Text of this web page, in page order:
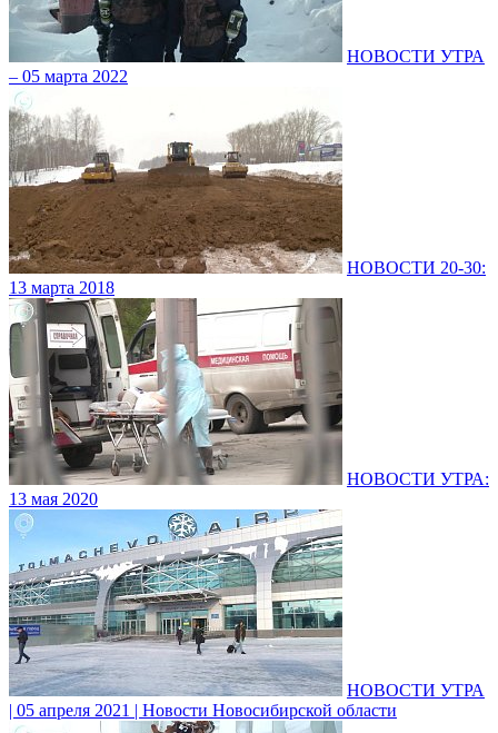
НОВОСТИ УТРА
– 05 марта 2022
НОВОСТИ 20-30:
13 марта 2018
НОВОСТИ УТРА:
13 мая 2020
НОВОСТИ УТРА
| 05 апреля 2021 | Новости Новосибирской области